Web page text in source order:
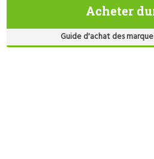
Acheter
Guide d'achat des